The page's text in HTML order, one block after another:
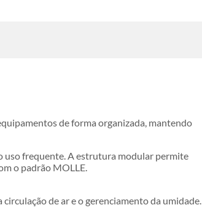
de forma organizada, mantendo
uso frequente. A estrutura modular permite
o padrão MOLLE.
de ar e o gerenciamento da umidade.